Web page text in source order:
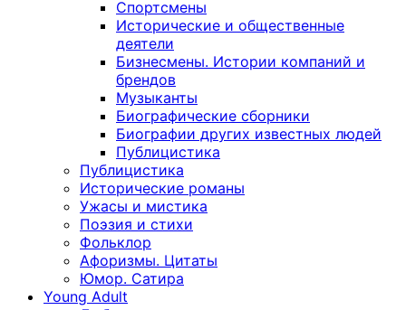
Спортсмены
Исторические и общественные
деятели
Бизнесмены. Истории компаний и
брендов
Музыканты
Биографические сборники
Биографии других известных людей
Публицистика
Публицистика
Исторические романы
Ужасы и мистика
Поэзия и стихи
Фольклор
Афоризмы. Цитаты
Юмор. Сатира
Young Adult